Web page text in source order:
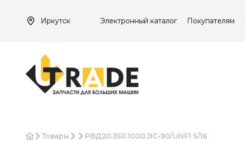
Иркутск Электронный каталог Покупателям
Товары РВД20.350.1000.JIC-90/UNF1 5/16